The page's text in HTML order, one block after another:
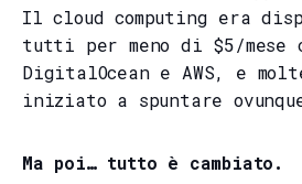
Il cloud computing era
tutti per meno di $5/mese
DigitalOcean e AWS, e
iniziato a spuntare
Ma poi… tutto è cambiato.